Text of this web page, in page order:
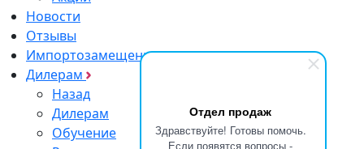
Отдел продаж
Здравствуйте! Готовы помочь.
Если появятся вопросы -
Новости
Отзывы
Импортозамещение
Дилерам
Назад
Дилерам
Обучение